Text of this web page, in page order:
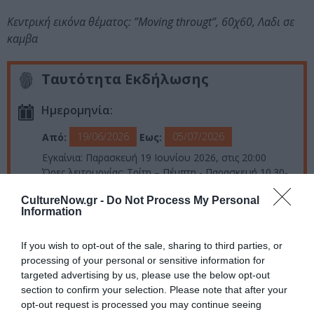
CultureNow.gr - Do Not Process My Personal
Information
If you wish to opt-out of the sale, sharing to third parties, or
processing of your personal or sensitive information for
targeted advertising by us, please use the below opt-out
section to confirm your selection. Please note that after your
opt-out request is processed you may continue seeing
Κεντρική εικόνα θέματος: ”Moving througt”, 60χ60, Λαδι σε
καμβα
Ταυτότητα Εκδήλωσης
Ημερομηνία:
Από: 19/06/2026 Εως:
05/07/2026
Εγκαίνια: Παρασκευή 19 Ιουνίου 2026, στις 20:00
Ώρες λειτουργίας: Τρίτη – Πέμπτη - Παρασκευή,10.30-
15.00 και 18.00-21.00 | Τετάρτη - Σάββατο, 10.30-15.00
Τοποθεσία:
Art Prisma Gallery, Κουντουριώτου 187, Πειραιάς
Gallery Art Prisma
Πληροφορίες / Κρατήσεις: